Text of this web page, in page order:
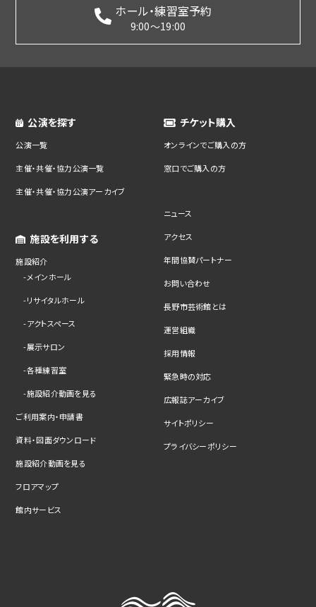
ホール・練習室予約
9:00～19:00
公演を探す
公演一覧
主催・共催・協力公演一覧
主催・共催・協力公演アーカイブ
施設を利用する
施設紹介
メインホール
リサイタルホール
アクトスペース
展示サロン
各種練習室
施設紹介動画を見る
ご利用案内・申請書
資料・図面ダウンロード
施設紹介動画を見る
フロアマップ
館内サービス
チケット購入
オンラインでご購入の方
窓口でご購入の方
ニュース
アクセス
年間協賛パートナー
お問い合わせ
長野市芸術館とは
運営組織
採用情報
緊急時の対応
広報誌アーカイブ
サイトポリシー
プライバシーポリシー